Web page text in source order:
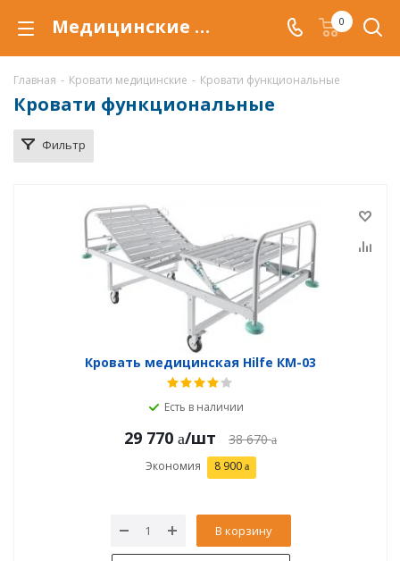
Медицинские кровати функциональные купить по низкой цене в REGION_NAME_DECLINE_PP#, для ухода и перемещения пациента в медицинских учреждениях. 0
Главная - Кровати медицинские - Кровати функциональные
Кровати функциональные
Фильтр
Кровать медицинская Hilfe КМ-03
Есть в наличии
29 770 /шт 38 670
Экономия 8 900
В корзину